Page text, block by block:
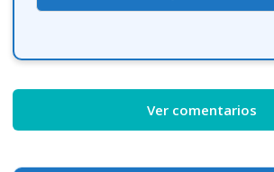
Ver comentarios